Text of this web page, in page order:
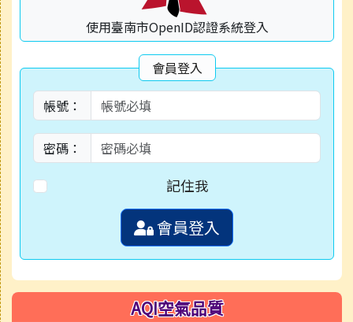
使用臺南市OpenID認證系統登入
會員登入
帳號：
密碼：
記住我
會員登入
AQI空氣品質